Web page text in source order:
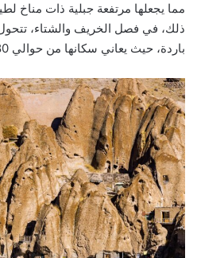
مما يجعلها مرتفعة جبلية ذات
ذلك، في فصل الخريف والشتاء،
باردة، حيث يعاني سكانها من حوالي 180 يومًا من الطقس الجليدي.